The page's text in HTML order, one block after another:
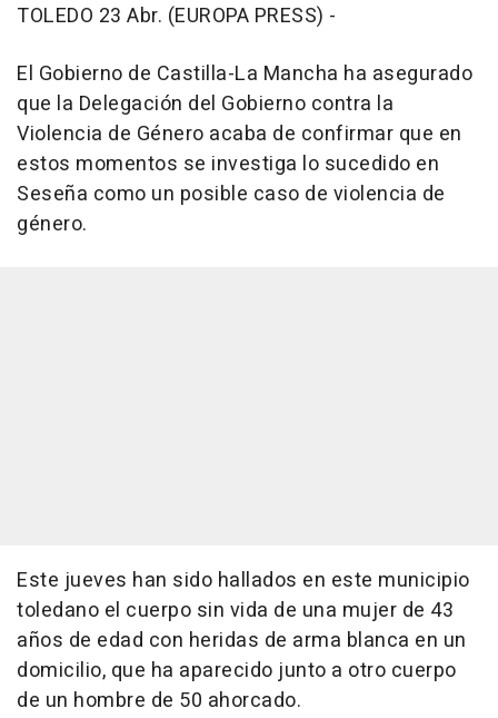
TOLEDO 23 Abr. (EUROPA PRESS) -
El Gobierno de Castilla-La Mancha ha asegurado
que la Delegación del Gobierno contra la
Violencia de Género acaba de confirmar que en
estos momentos se investiga lo sucedido en
Seseña como un posible caso de violencia de
género.
Este jueves han sido hallados en este municipio
toledano el cuerpo sin vida de una mujer de 43
años de edad con heridas de arma blanca en un
domicilio, que ha aparecido junto a otro cuerpo
de un hombre de 50 ahorcado.